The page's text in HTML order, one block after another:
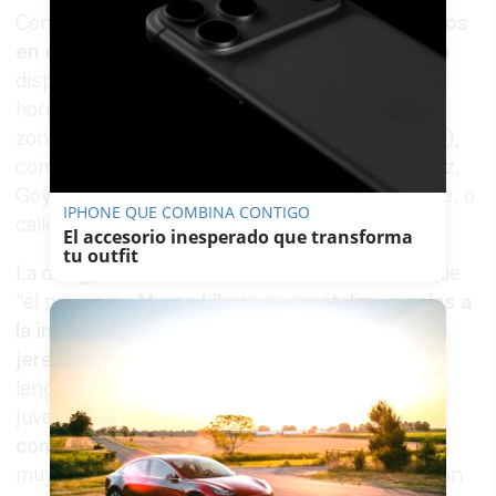
inclusión de un nuevo muro de 50 metros
en el exterior del CEIP Tartessos
, el programa
2.000 metros lineales
hormigón, repartidos por la ciudad, tanto en la
zona centro (calle San Domingo, Circo, Medina),
como en diferentes barriadas (calle Alvar Núñez,
Goya, lateral Campo de la Juventud, Vista Alegre, o
calle Pilar Paz Pasamar).
La delegada Ana Hérica Ramos ha destacado que
“el programaMuros Libres se revitaliza gracias a
la implicación de nuestros jóvenes artistas
juventud se expresa.Relanzamos el programa
con más metrosy con un orden en algo que es
muy libre, para dignificar también esa aportación
IPHONE QUE COMBINA CONTIGO
El accesorio inesperado que transforma
tu outfit